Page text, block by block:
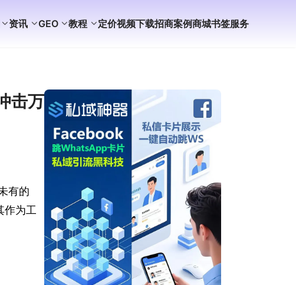
资讯 GEO 教程 定价视频下载招商案例商城书签服务
击万
有的
作为工